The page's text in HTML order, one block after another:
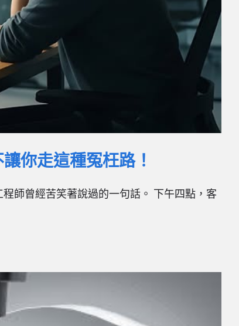
你走這種冤枉路！
師曾經苦笑著說過的一句話。 下午四點，客